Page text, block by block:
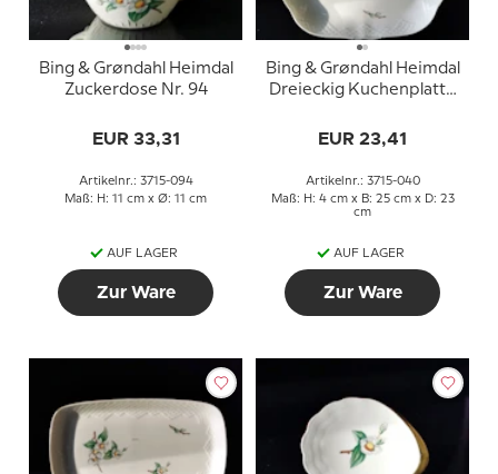
Bing & Grøndahl Heimdal
Zuckerdose Nr. 94
EUR 33,31
Artikelnr.: 3715-094
Maß: H: 11 cm x Ø: 11 cm
AUF LAGER
Zur Ware
Bing & Grøndahl Heimdal
Dreieckig Kuchenplatte
EUR 23,41
Artikelnr.: 3715-040
Maß: H: 4 cm x B: 25 cm x D: 23
cm
AUF LAGER
Zur Ware